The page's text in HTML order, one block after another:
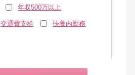
年収500万以上
交通費支給 扶養内勤務